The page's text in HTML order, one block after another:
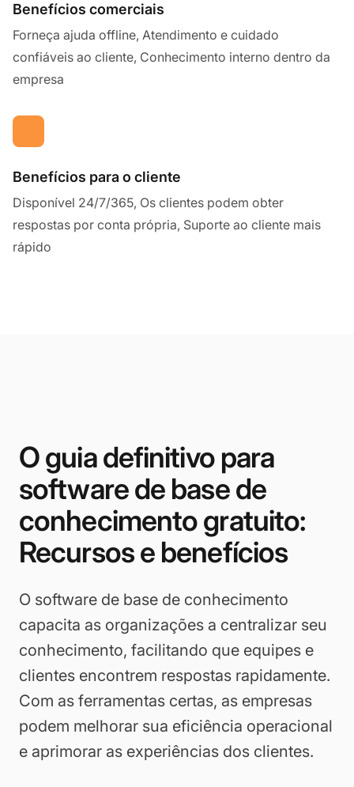
Benefícios comerciais
Forneça ajuda offline, Atendimento e cuidado
confiáveis ao cliente, Conhecimento interno dentro da
empresa
Benefícios para o cliente
Disponível 24/7/365, Os clientes podem obter
respostas por conta própria, Suporte ao cliente mais
rápido
O guia definitivo para
software de base de
conhecimento gratuito:
Recursos e benefícios
O software de base de conhecimento
capacita as organizações a centralizar seu
conhecimento, facilitando que equipes e
clientes encontrem respostas rapidamente.
Com as ferramentas certas, as empresas
podem melhorar sua eficiência operacional
e aprimorar as experiências dos clientes.